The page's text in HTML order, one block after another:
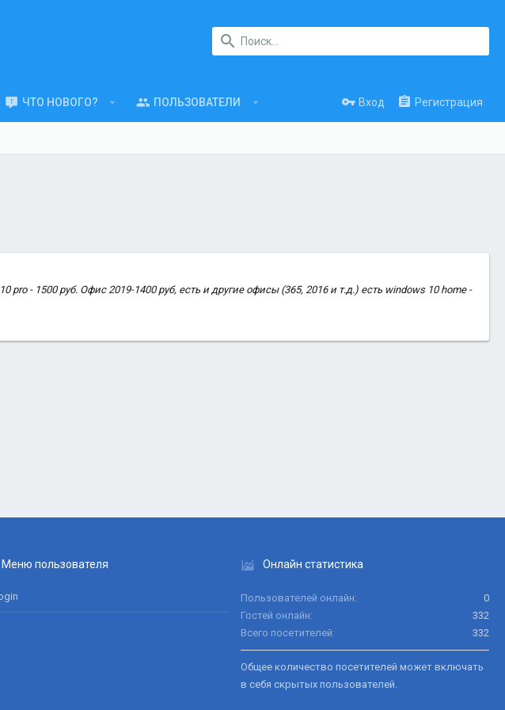
ЧТО НОВОГО? ПОЛЬЗОВАТЕЛИ Вход Регистрация
- 1500 руб. Офис 2019-1400 руб, есть и другие офисы (365, 2016 и т.д.) есть windows 10 home -
Меню пользователя Онлайн статистика
Пользователей онлайн
0
Гостей онлайн
332
Всего посетителей
332
Общее количество посетителей может включать
в себя скрытых пользователей.